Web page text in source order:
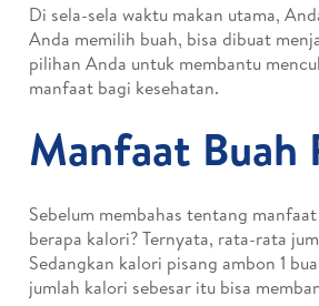
Di sela-sela waktu makan utama,
Anda memilih buah, bisa dibuat
pilihan Anda untuk membantu
manfaat bagi kesehatan.
Manfaat Buah
Sebelum membahas tentang
berapa kalori? Ternyata, rata-rata
Sedangkan kalori pisang ambon 1
jumlah kalori sebesar itu bisa